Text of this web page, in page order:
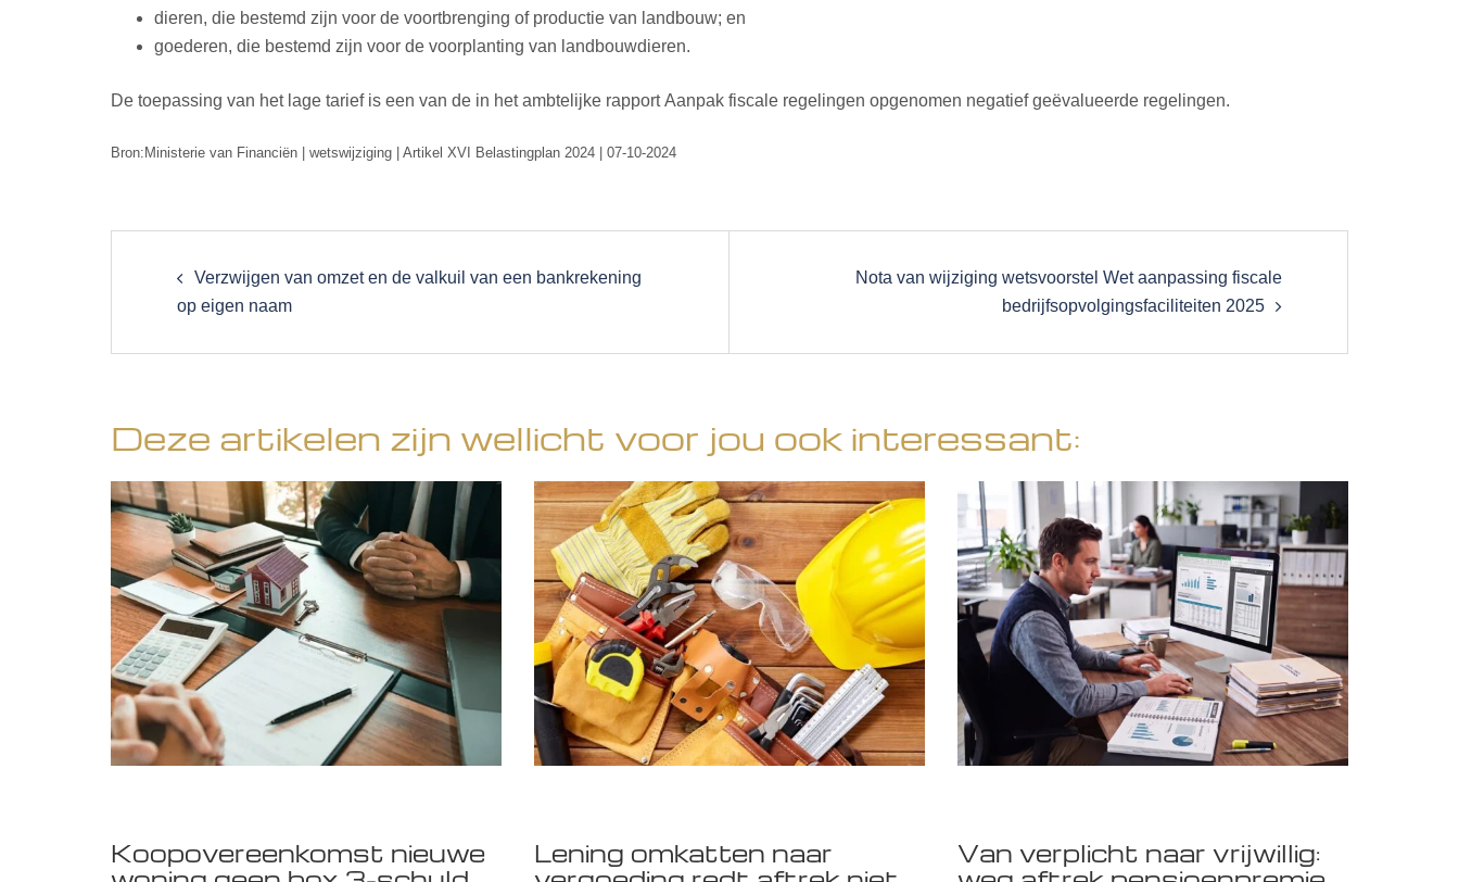
dieren, die bestemd zijn voor de voortbrenging of productie van landbouw; en
goederen, die bestemd zijn voor de voorplanting van landbouwdieren.
De toepassing van het lage tarief is een van de in het ambtelijke rapport Aanpak fiscale regelingen opgenomen negatief geëvalueerde regelingen.
Bron:Ministerie van Financiën | wetswijziging | Artikel XVI Belastingplan 2024 | 07-10-2024
navigation
Verzwijgen van omzet en de valkuil van een bankrekening
op eigen naam
Nota van wijziging wetsvoorstel Wet aanpassing fiscale
bedrijfsopvolgingsfaciliteiten 2025
Deze artikelen zijn wellicht voor jou ook interessant:
Koopovereenkomst nieuwe
Lening omkatten naar
Van verplicht naar vrijwillig: